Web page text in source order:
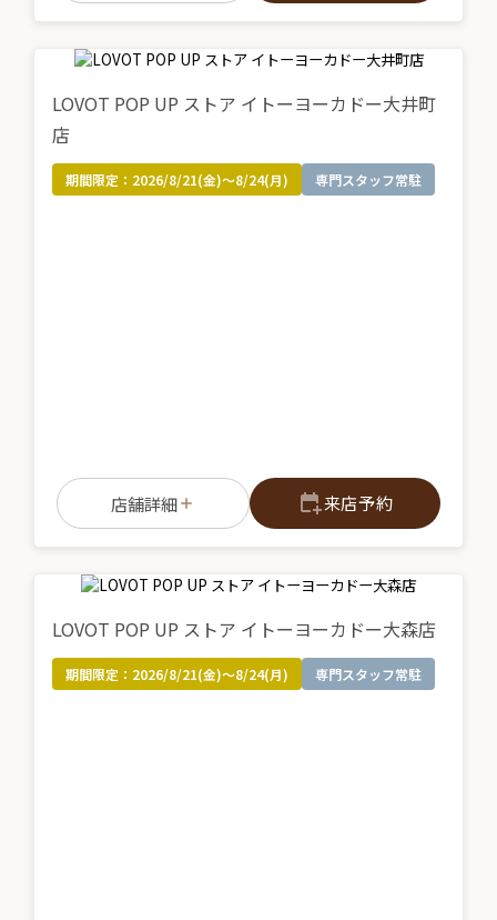
LOVOT POP UP ストア イトーヨーカドー大井町
店
期間限定： 2026/8/21(金)～8/24(月) 専門スタッフ常駐
店舗詳細 来店予約
LOVOT POP UP ストア イトーヨーカドー大森店
期間限定： 2026/8/21(金)～8/24(月) 専門スタッフ常駐